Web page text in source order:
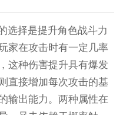
选择是提升角色战斗力
家在攻击时有一定几率
这种伤害提升具有爆发
直接增加每次攻击的基
输出能力。两种属性在